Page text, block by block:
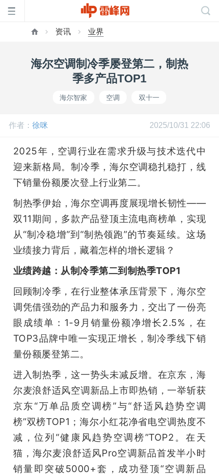
网
开
课
动
中
GAIR
专
题
资讯 业界
海尔空调制冷季屡登第二，制热
季多产品TOP1
海尔智家 空调 双十一
作者： 徐咪 2025/10/31 22:06
2025年，空调行业在需求升级与技术迭代中
迎来新格局。制冷季，海尔空调稳扎稳打，线
下销量份额屡次登上行业第二。
制热季伊始，海尔空调再度展现增长韧性——
双11期间，多款产品登顶主流电商榜单，实现
从“制冷稳增”到“制热领跑”的节奏延续。这场
业绩接力背后，藏着怎样的增长逻辑？
业绩跨越：从制冷季第二到制热季TOP1
回顾制冷季，在行业整体承压背景下，海尔空
调凭借强劲的产品力和服务力，交出了一份亮
眼成绩单：1-9月销量份额净增长2.5%，在
TOP3品牌中唯一实现正增长，制冷季线下销
量份额屡登第二。
进入制热季，这一势头未减反增。在京东，海
尔麦浪舒适风空调新品上市即热销，一举斩获
京东“万单品质空调榜”与“舒适风趋势空调
榜”双榜TOP1；海尔小红花净省电空调热度不
减，位列“健康风趋势空调榜”TOP2。在天
猫，海尔麦浪舒适风Pro空调新品首发半小时
销量即突破5000+套，成功登顶“空调新品